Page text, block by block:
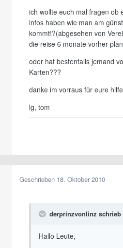
ich wollte euch mal fragen ob
infos haben wie man am
kommt!?(abgesehen von
die reise 6 monate vorher
oder hat bestenfalls jemand
Karten???
danke im vorraus für eure hilfe
lg, tom
Geschrieben 18. Oktober 2010
derprinzvonlinz schrieb
Hallo Leute,